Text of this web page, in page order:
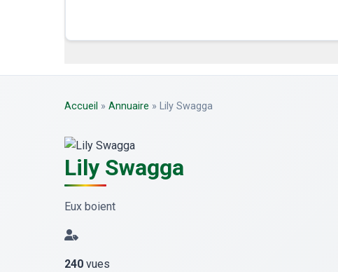
Accueil » Annuaire » Lily Swagga
Lily Swagga
Eux boient
240 vues